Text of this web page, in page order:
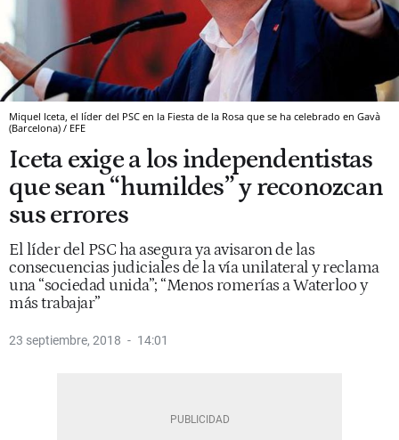
Miquel Iceta, el líder del PSC en la Fiesta de la Rosa que se ha celebrado en Gavà
(Barcelona) / EFE
Iceta exige a los independentistas
que sean “humildes” y reconozcan
sus errores
El líder del PSC ha asegura ya avisaron de las
consecuencias judiciales de la vía unilateral y reclama
una “sociedad unida”; “Menos romerías a Waterloo y
más trabajar”
23 septiembre, 2018 14:01